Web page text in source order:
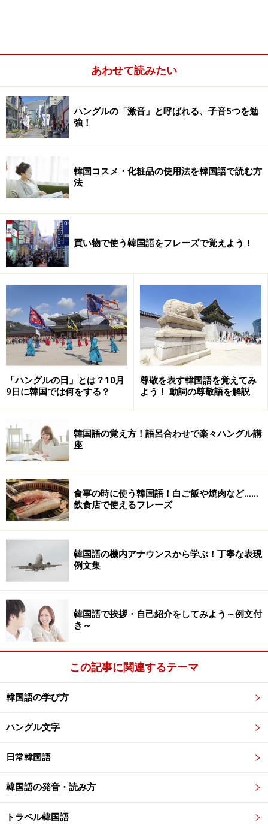
「勉強する」の韓国語は、
「&#44277;&#48512;&#54616;&#45796;
（コンブハダ）」。「&#44277;&#48512;」はもともと
漢字から来ていて、その漢字はなんと「工夫」なんで
す。面白いですね。早速、使える表現で練習をしてみま
しょう。読めたら、顔を上げて５回読んでください。も
ちろん、書く練習も忘れずに！
【例文】
&#54620;&#44397;&#47568;&#51012;
&#44277;&#48512;&#54633;&#45768;&#45796;.
（チョヌン ハングンマルル コンブハムニダ／私は韓
国語を勉強しています）
２．&#50616;&#51228;&#48512;&#53552;
&#51068;&#48376;&#50612;&#47484;
（オンジェブト イルボノルル コンブヘヨ？／いつか
３．&#50780;
&#51068;&#48376;&#47568;&#51012;
（ウェ イルボンマルル コンブハセヨ／なぜ日本語を
あわせて読みたい
ハングルの「激音」と呼ばれる、子音5つを勉
強！
韓国コスメ・化粧品の使用法を韓国語で読む方
法
買い物で使う韓国語をフレーズで覚えよう！
「ハングルの日」とは？10月
9日に韓国では何をする？
尊敬を表す韓国語を覚えてみ
よう！ 動詞の尊敬語を解説
韓国語の覚え方！語呂合わせで楽々ハングル講
座
食事の時に使う韓国語！白ご飯や焼肉など……
飲食店で使えるフレーズ
韓国語の機内アナウンスから学ぶ！丁寧な表現
例文集
韓国語で挨拶・自己紹介をしてみよう～例文付
き～
この記事に関連するテーマ
韓国語の学び方
ハングル文字
日常韓国語
韓国語の発音・読み方
トラベル韓国語